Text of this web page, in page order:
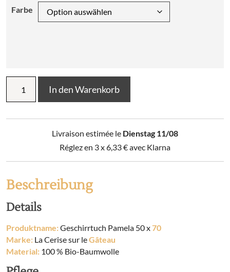
Farbe
Pamela
50
In den Warenkorb
Livraison estimée le Dienstag 11/08
Réglez en 3 x6,33€avec Klarna
Beschreibung
Details
Produktname:Geschirrtuch Pamela 50 x70
Marke: La Cerise sur leGâteau
Material: 100 % Bio-Baumwolle